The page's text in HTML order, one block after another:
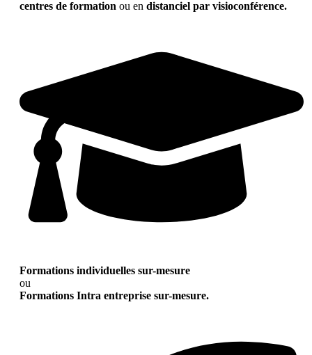
centres de formation ou en distanciel par visioconférence.
Formations individuelles sur-mesure
ou
Formations Intra entreprise sur-mesure.